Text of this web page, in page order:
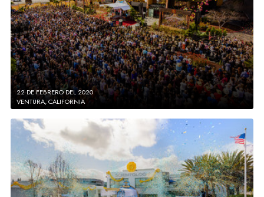
22 DE FEBRERO DEL 2020
VENTURA, CALIFORNIA